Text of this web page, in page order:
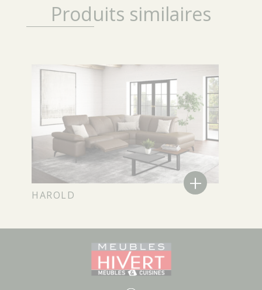
Produits similaires
HAROLD +